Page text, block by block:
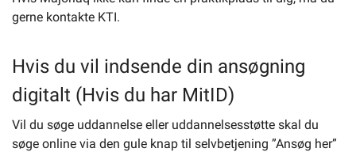
gerne kontakte KTI.
Hvis du vil indsende din ansøgning
digitalt (Hvis du har MitID)
Vil du søge uddannelse eller uddannelsesstøtte skal du
søge online via den gule knap til selvbetjening ”Ansøg her”